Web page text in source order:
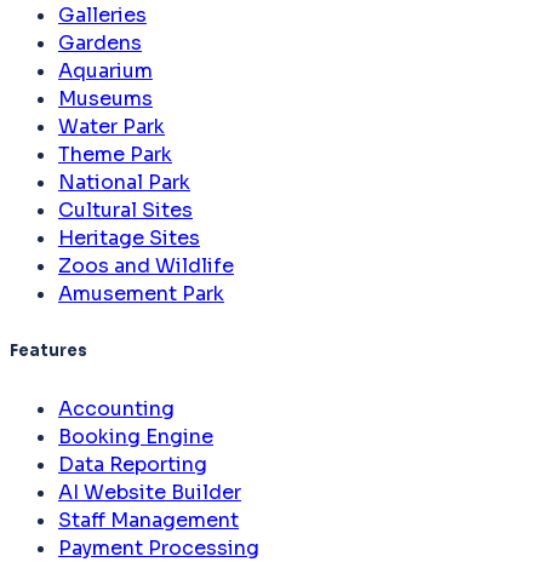
Galleries
Gardens
Aquarium
Museums
Water Park
Theme Park
National Park
Cultural Sites
Heritage Sites
Zoos and Wildlife
Amusement Park
Features
Accounting
Booking Engine
Data Reporting
AI Website Builder
Staff Management
Payment Processing